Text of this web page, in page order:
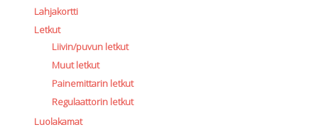
Lahjakortti
Letkut
Liivin/puvun letkut
Muut letkut
Painemittarin letkut
Regulaattorin letkut
Luolakamat